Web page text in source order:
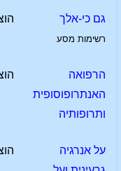
גם כי-אלך
רשימות מסע
הרפואה
האנתרופוסופית
ותרופותיה
על אנרגיה